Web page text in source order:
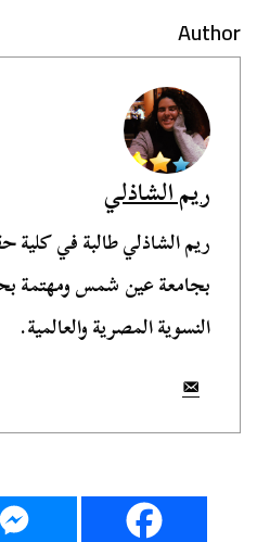
Author
ريم الشاذلي
ريم الشاذلي طالبة في كلية
بجامعة عين شمس ومهتمة
النسوية المصرية والعالمية.